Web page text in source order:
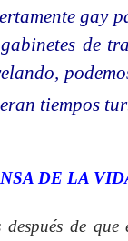
gay
de
tiempos
DE LA
de